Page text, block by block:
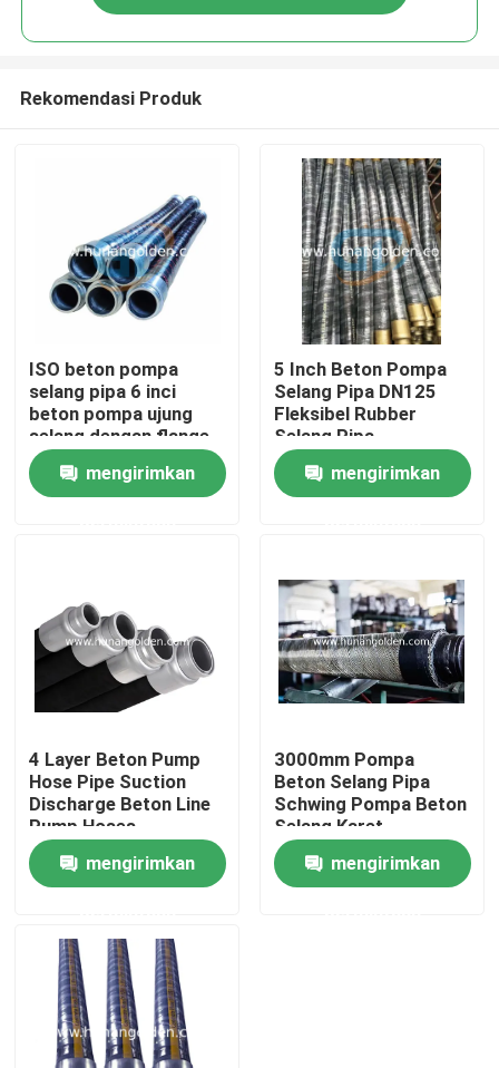
Rumah
Produk
Tur Pabrik
Kontrol kualitas
Hubungi kami
Berita
Suku Cadang Pompa Beton
Pipa Pengiriman Pompa Beton
Rekomendasi Produk
ISO beton pompa
selang pipa 6 inci
beton pompa ujung
selang dengan flange
mengirimkan
5 Inch Beton Pompa
Selang Pipa DN125
Fleksibel Rubber
Selang Pipa
mengirimkan
4 Layer Beton Pump
Hose Pipe Suction
Discharge Beton Line
Pump Hoses
mengirimkan
3000mm Pompa
Beton Selang Pipa
Schwing Pompa Beton
Selang Karet
mengirimkan